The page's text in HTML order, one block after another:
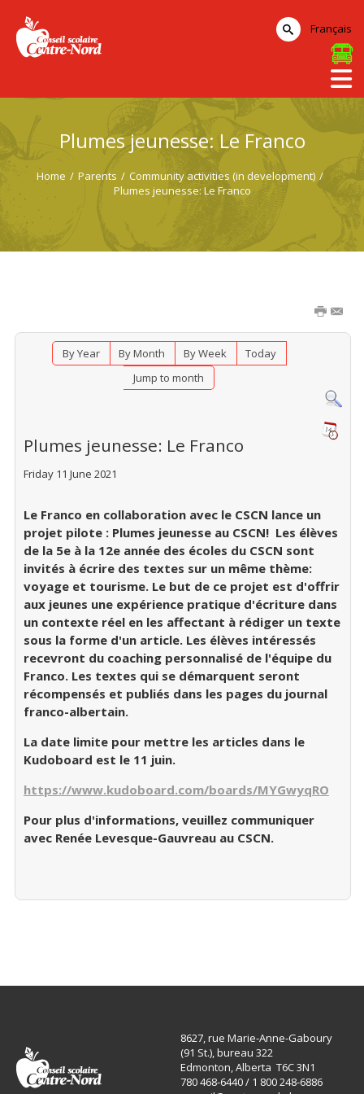
Plumes jeunesse: Le Franco
Home / Parents / Community activities (in development) /
Plumes jeunesse: Le Franco
By Year By Month By Week
Today
Jump to month
Plumes jeunesse: Le Franco
Friday 11 June 2021
Le Franco en collaboration avec le CSCN lance un
projet pilote : Plumes jeunesse au CSCN! Les élèves
de la 5e à la 12e année des écoles du CSCN sont
invités à écrire des textes sur un même thème:
voyage et tourisme. Le but de ce projet est d'offrir
aux jeunes une expérience pratique d'écriture dans
un contexte réel en les affectant à rédiger un texte
sous la forme d'un article. Les élèves intéressés
recevront du coaching personnalisé de l'équipe du
Franco. Les textes qui se démarquent seront
récompensés et publiés dans les pages du journal
franco-albertain.
La date limite pour mettre les articles dans le
Kudoboard est le 11 juin.
https://www.kudoboard.com/boards/MYGwyqRO
Pour plus d'informations, veuillez communiquer
avec Renée Levesque-Gauvreau au CSCN.
Français
8627, rue Marie-Anne-Gaboury
(91 St.), bureau 322
Edmonton, Alberta T6C 3N1
780 468-6440 / 1 800 248-6886